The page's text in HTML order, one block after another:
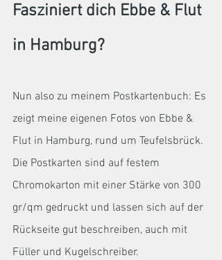
Fasziniert dich Ebbe & Flut
in Hamburg?
Nun also zu meinem Postkartenbuch: Es
zeigt meine eigenen Fotos von Ebbe &
Flut in Hamburg, rund um Teufelsbrück.
Die Postkarten sind auf festem
Chromokarton mit einer Stärke von 300
gr/qm gedruckt und lassen sich auf der
Rückseite gut beschreiben, auch mit
Füller und Kugelschreiber.